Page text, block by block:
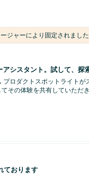
ジャーにより固定されました
シスタント。試して、
ロダクトスポットライト
その体験を共有していた
で改善点を教えてください。
ております